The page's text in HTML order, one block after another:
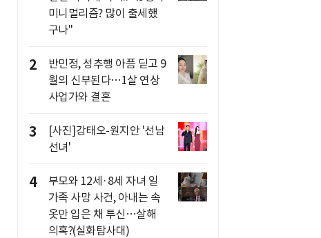
미니멀리즘? 많이 출세했
구나"
2
반민정, 성추행 아픔 딛고 9
월의 신부된다…1살 연상
사업가와 결혼
3
[사진]강태오-원지안 '선남
선녀'
4
부모와 12세·8세 자녀 일
가족 사망 사건, 아내는 속
옷만 입은 채 투신…살해
의혹?(실화탐사대)